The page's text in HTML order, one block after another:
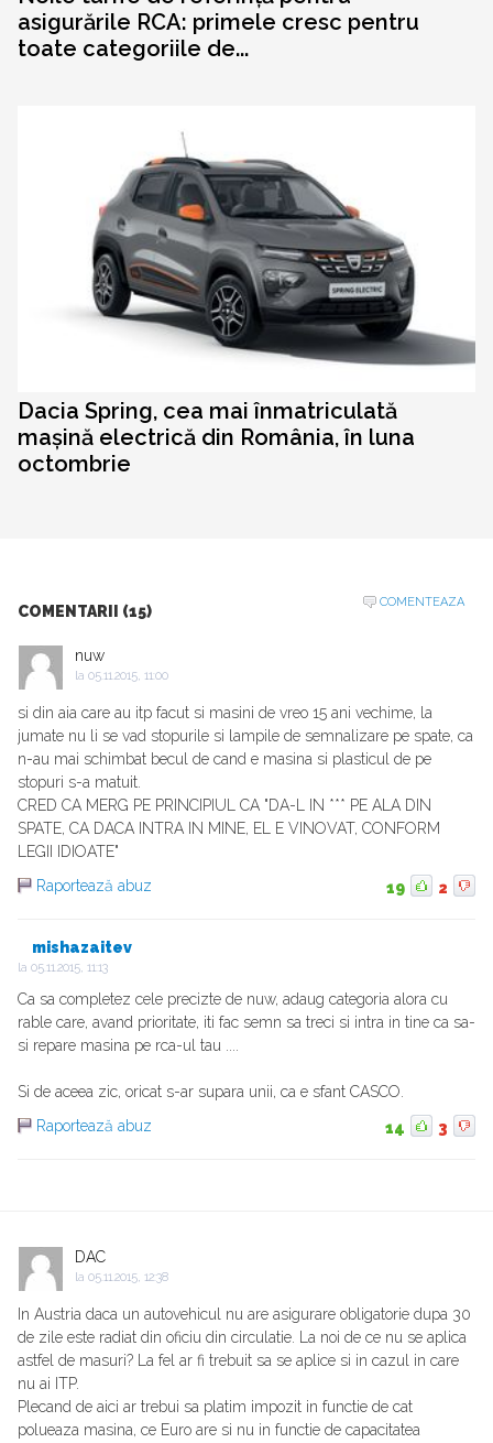
asigurările RCA: primele cresc pentru
toate categoriile de...
Dacia Spring, cea mai înmatriculată
mașină electrică din România, în luna
octombrie
COMENTARII (15)
COMENTEAZA
nuw
la 05.11.2015, 11:00
si din aia care au itp facut si masini de vreo 15 ani vechime, la
jumate nu li se vad stopurile si lampile de semnalizare pe spate, ca
n-au mai schimbat becul de cand e masina si plasticul de pe
stopuri s-a matuit.
CRED CA MERG PE PRINCIPIUL CA "DA-L IN *** PE ALA DIN
SPATE, CA DACA INTRA IN MINE, EL E VINOVAT, CONFORM
LEGII IDIOATE"
Raportează abuz
19 2
mishazaitev
la 05.11.2015, 11:13
Ca sa completez cele precizte de nuw, adaug categoria alora cu
rable care, avand prioritate, iti fac semn sa treci si intra in tine ca sa-
si repare masina pe rca-ul tau ....
Si de aceea zic, oricat s-ar supara unii, ca e sfant CASCO.
Raportează abuz
14 3
DAC
la 05.11.2015, 12:38
In Austria daca un autovehicul nu are asigurare obligatorie dupa 30
de zile este radiat din oficiu din circulatie. La noi de ce nu se aplica
astfel de masuri? La fel ar fi trebuit sa se aplice si in cazul in care
nu ai ITP.
Plecand de aici ar trebui sa platim impozit in functie de cat
polueaza masina, ce Euro are si nu in functie de capacitatea